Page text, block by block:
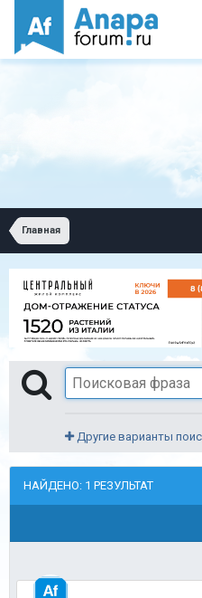
Главная
Другие варианты
НАЙДЕНО: 1 РЕЗУЛЬТАТ